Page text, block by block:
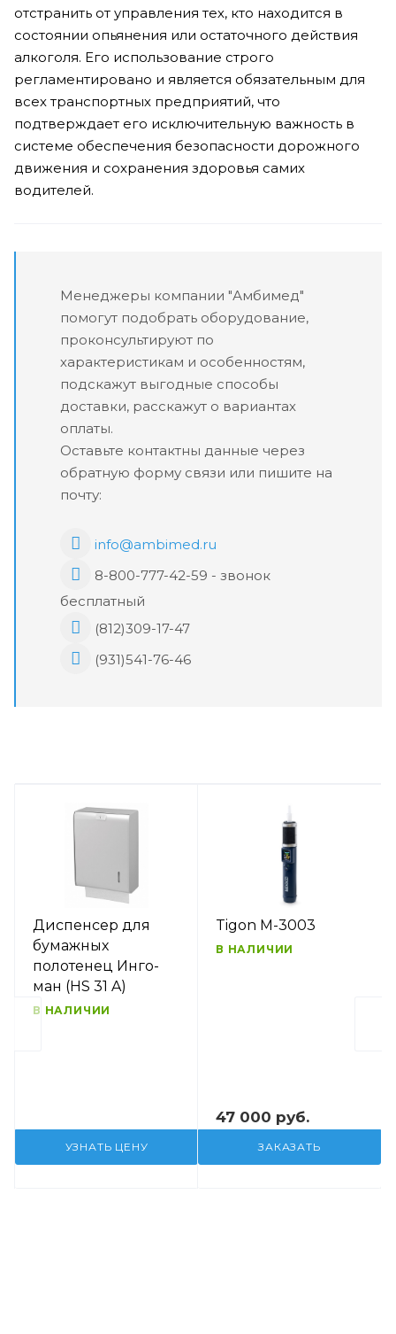
отстранить от управления тех, кто находится в
состоянии опьянения или остаточного действия
алкоголя. Его использование строго
регламентировано и является обязательным для
всех транспортных предприятий, что
подтверждает его исключительную важность в
системе обеспечения безопасности дорожного
движения и сохранения здоровья самих
водителей.
Менеджеры компании "Амбимед"
помогут подобрать оборудование,
проконсультируют по
характеристикам и особенностям,
подскажут выгодные способы
доставки, расскажут о вариантах
оплаты.
Оставьте контактны данные через
обратную форму связи или пишите на
почту:
info@ambimed.ru
8-800-777-42-59 - звонок
бесплатный
(812)309-17-47
(931)541-76-46
Диспенсер для
бумажных
полотенец Инго-
ман (HS 31 A)
В НАЛИЧИИ
УЗНАТЬ ЦЕНУ
Tigon M-3003
В НАЛИЧИИ
47 000 руб.
ЗАКАЗАТЬ